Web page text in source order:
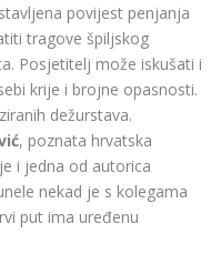
povijest penjanja
tragove špiljskog
Posjetitelj može iskušati i
krije i brojne opasnosti.
dežurstava.
, poznata hrvatska
i jedna od autorica
nekad je s kolegama
put ima uređenu